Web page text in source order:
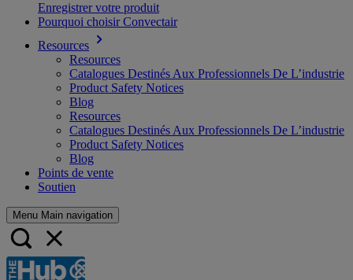
Enregistrer votre produit
Pourquoi choisir Convectair
Resources
Resources
Catalogues Destinés Aux Professionnels De L’industrie
Product Safety Notices
Blog
Resources
Catalogues Destinés Aux Professionnels De L’industrie
Product Safety Notices
Blog
Points de vente
Soutien
Menu Main navigation